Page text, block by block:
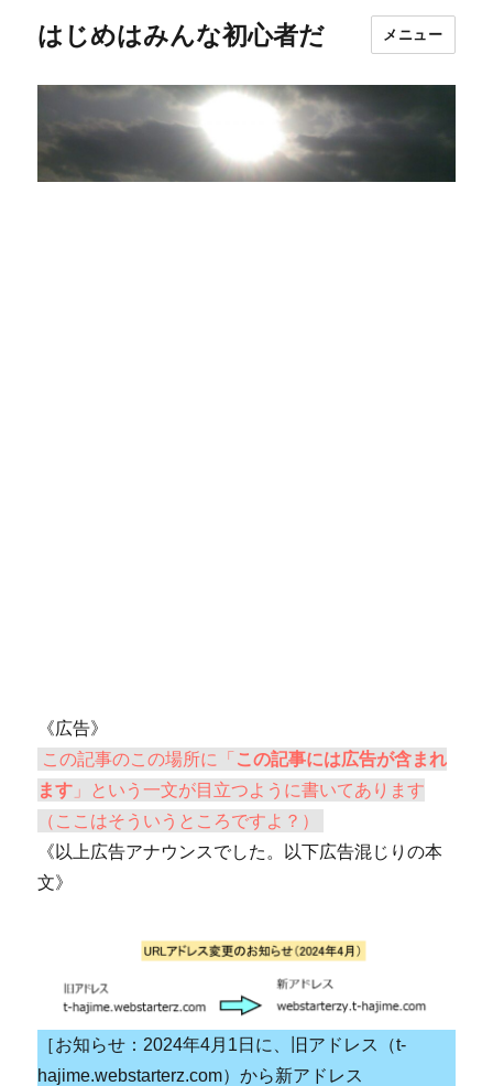
はじめはみんな初心者だ メニュー
《広告》
この記事のこの場所に「 この記事には広告が含まれ
ます 」という一文が目立つように書いてあります
（ここはそういうところですよ？）
《以上広告アナウンスでした。以下広告混じりの本
文》
［お知らせ：2024年4月1日に、旧アドレス（t-
hajime.webstarterz.com）から新アドレス